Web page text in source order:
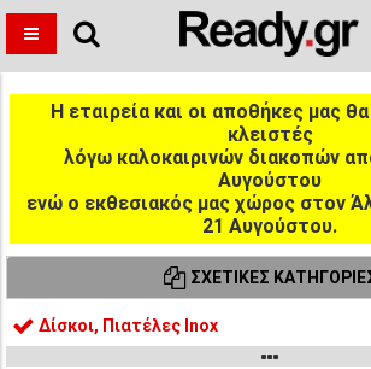
Η εταιρεία και οι αποθήκες μας
κλειστές
λόγω καλοκαιρινών διακοπών
Αυγούστου
ενώ ο εκθεσιακός μας χώρος στον
21 Αυγούστου.
ΣΧΕΤΙΚΈΣ
Δίσκοι, Πιατέλες Inox